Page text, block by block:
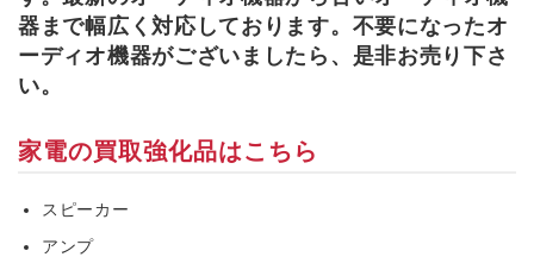
器 まで幅広く対応しております。不要になったオ
ーディオ機器がございましたら、是非お売り下さ
い。
家電の買取強化品はこちら
スピーカー
アンプ